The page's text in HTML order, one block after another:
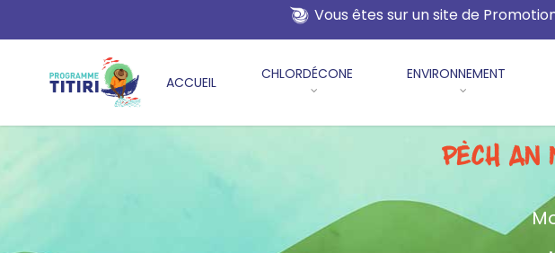
content
Vous êtes sur un site de
ACCUEIL CHLORDÉCONE ENVIRONNEMENT